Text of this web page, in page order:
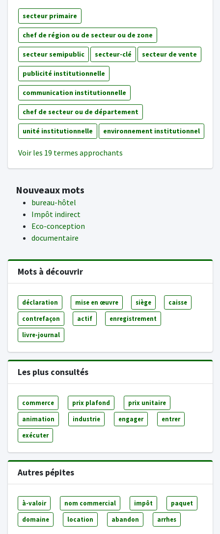
secteur primaire
chef de région ou de secteur ou de zone
secteur semipublic secteur-clé secteur de vente
publicité institutionnelle
communication institutionnelle
chef de secteur ou de département
unité institutionnelle environnement institutionnel
Voir les 19 termes approchants
Nouveaux mots
bureau-hôtel
Impôt indirect
Eco-conception
documentaire
Mots à découvrir
déclaration mise en œuvre siège caisse
contrefaçon actif enregistrement
livre-journal
Les plus consultés
commerce prix plafond prix unitaire
animation industrie engager entrer
exécuter
Autres pépites
à-valoir nom commercial impôt paquet
domaine location abandon arrhes